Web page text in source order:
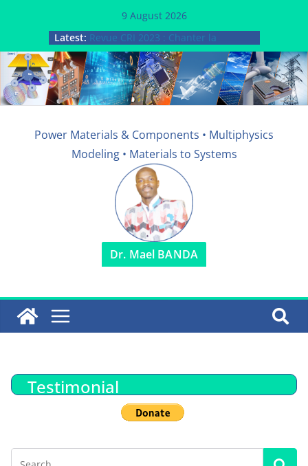
9 August 2026
Latest: Revue CRI 2023 : Chanter la
Rencontre Interculturelle
From Materials to Power
components & Systems
Thèse doctorale rééditée
Mental d’Espérance
Society
Power Materials & Components • Multiphysics
Modeling • Materials to Systems
Dr. Mael BANDA
Testimonial